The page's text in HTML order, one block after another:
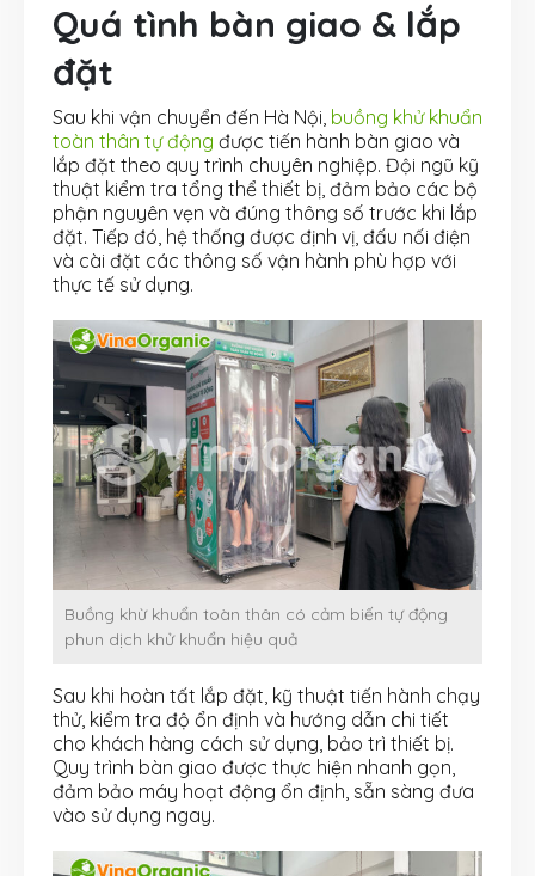
Quá tình bàn giao & lắp
đặt
Sau khi vận chuyển đến Hà Nội, buồng khử khuẩn
toàn thân tự động được tiến hành bàn giao và
lắp đặt theo quy trình chuyên nghiệp. Đội ngũ kỹ
thuật kiểm tra tổng thể thiết bị, đảm bảo các bộ
phận nguyên vẹn và đúng thông số trước khi lắp
đặt. Tiếp đó, hệ thống được định vị, đấu nối điện
và cài đặt các thông số vận hành phù hợp với
thực tế sử dụng.
Buồng khừ khuẩn toàn thân có cảm biến tự động
phun dịch khử khuẩn hiệu quả
Sau khi hoàn tất lắp đặt, kỹ thuật tiến hành chạy
thử, kiểm tra độ ổn định và hướng dẫn chi tiết
cho khách hàng cách sử dụng, bảo trì thiết bị.
Quy trình bàn giao được thực hiện nhanh gọn,
đảm bảo máy hoạt động ổn định, sẵn sàng đưa
vào sử dụng ngay.